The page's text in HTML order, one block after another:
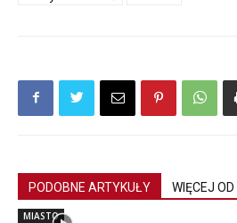
PODOBNE ARTYKUŁY WIĘCEJ
MIASTO